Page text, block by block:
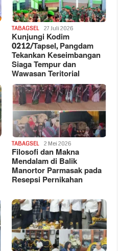
TABAGSEL 27 Juli 2026
Kunjungi Kodim
0212/Tapsel, Pangdam
Tekankan Keseimbangan
Siaga Tempur dan
Wawasan Teritorial
TABAGSEL 2 Mei 2026
Filosofi dan Makna
Mendalam di Balik
Manortor Parmasak pada
Resepsi Pernikahan